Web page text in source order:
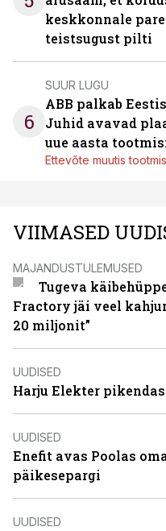
keskkonnale
teistsugust pilti
6
SUUR LUGU
ABB palkab
Juhid avavad
uue aasta
Ettevõte muutis
VIIMASED
MAJANDUSTULEMUSED
Tugeva
Fractory jäi veel
20 miljonit”
UUDISED
Harju Elekter
UUDISED
Enefit avas Poolas
päikesepargi
UUDISED